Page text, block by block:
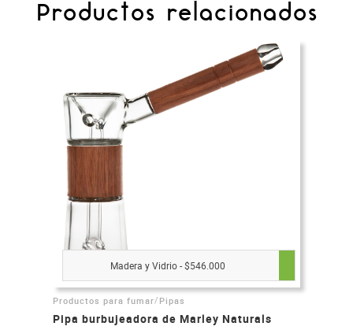
Productos relacionados
Madera y Vidrio - $546.000
Productos para fumar/ Pipas
Pipa burbujeadora de Marley Naturals